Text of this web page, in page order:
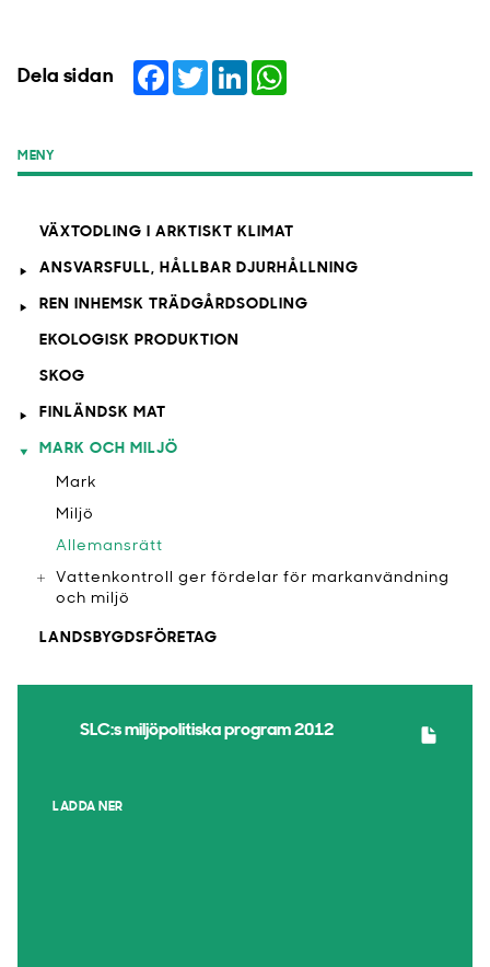
Dela sidan Facebook
TwitterLinkedIn
MENY
VÄXTODLING I ARKTISKT KLIMAT
ANSVARSFULL, HÅLLBAR DJURHÅLLNING
REN INHEMSK TRÄDGÅRDSODLING
EKOLOGISK PRODUKTION
SKOG
FINLÄNDSK MAT
MARK OCH MILJÖ
Mark
Miljö
Allemansrätt
Vattenkontroll ger fördelar för markanvändning
och miljö
LANDSBYGDSFÖRETAG
SLC:s miljöpolitiska program 2012
LADDA NER